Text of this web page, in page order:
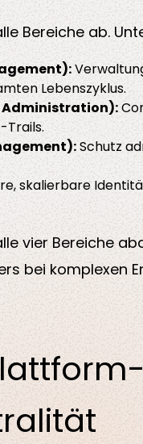
Bereiche ab.
Lebenszyklus.
Administration):
Trails.
:Schutz
skalierbare
vier Bereiche
bei komplexen